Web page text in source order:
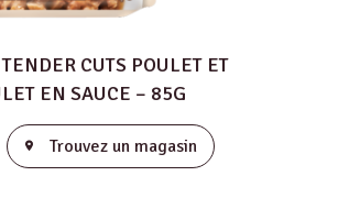
CUTS POULET ET
EN SAUCE – 85G
Trouvez un magasin